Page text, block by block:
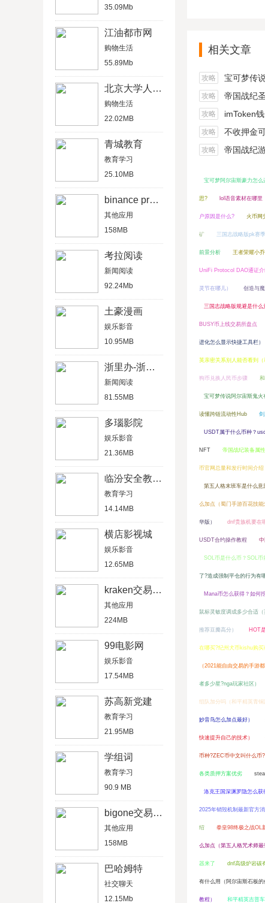
35.09Mb
江油都市网
购物生活
55.89Mb
北京大学人民医院官网挂号
购物生活
22.02MB
青城教育
教育学习
25.10MB
binance pro版
其他应用
158MB
考拉阅读
新闻阅读
92.24Mb
土豪漫画
娱乐影音
10.95MB
浙里办-浙江政务服务网
新闻阅读
81.55MB
多瑙影院
娱乐影音
21.36MB
临汾安全教育平台
教育学习
14.14MB
横店影视城
娱乐影音
12.65MB
kraken交易所官网版
其他应用
224MB
99电影网
娱乐影音
17.54MB
苏高新党建
教育学习
21.95MB
学组词
教育学习
90.9 MB
bigone交易所最新版
其他应用
158MB
巴哈姆特
社交聊天
12.15Mb
相关文章
攻略 宝可梦传说阿尔
攻略 帝国战纪圣坛
攻略 imToken钱
攻略 不收押金可以在家
攻略 帝国战纪游戏
宝可梦阿尔宙斯豪力怎么
思? lol语音素材在哪里
户原因是什么? 火币网
矿 三国志战略版pk赛
前景分析 王者荣耀小
UniFi Protocol DAO通证介
灵节在哪儿） 创造与
三国志战略版规避是什么
BUSY币上线交易所盘点
进化怎么显示快捷工具栏）
英亲密关系别人能否看到（
狗币兑换人民币步骤
宝可梦传说阿尔宙斯鬼火
读懂跨链流动性Hub
USDT属于什么币种？
NFT 帝国战纪装备属
币官网总量和发行时间介绍
第五人格末班车是什么意
么加点（蜀门手游百花技能
华版） dnf贵族机要在
USDT合约操作教程
SOL币是什么币？SOL币
了?造成强制平仓的行为有
Mana币怎么获得？如何
鼠标灵敏度调成多少合适（
推荐豆瓣高分） HOT
在哪买?纪州犬币kishu购买
（2021能自由交易的手游都
者多少星?nga玩家社区）
组队加分吗（和平精英青铜
妙音鸟怎么加点最好）
快速提升自己的技术）
币种?ZEC币中文叫什么币?
各类质押方案优劣
洛克王国深渊罗隐怎么获
2025年销毁机制最新官方
绍 拳皇98终极之战OL
么加点（第五人格咒术师最
器来了 dnf高级炉岩碳
有什么用（阿尔宙斯石板的
教程） 和平精英吉普